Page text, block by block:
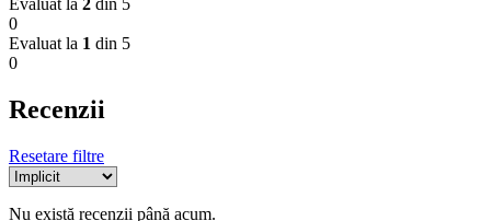
0
Evaluat la 1 din 5
0
Recenzii
Resetare filtre
Nu există recenzii până acum.